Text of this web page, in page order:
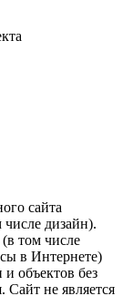
сайта
числе дизайн).
том числе
в Интернете)
объектов без
Cайт не является